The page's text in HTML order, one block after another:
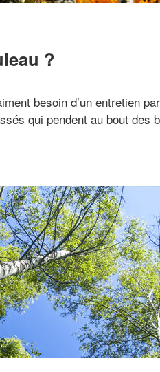
?
besoin d’un entretien
qui pendent au bout des